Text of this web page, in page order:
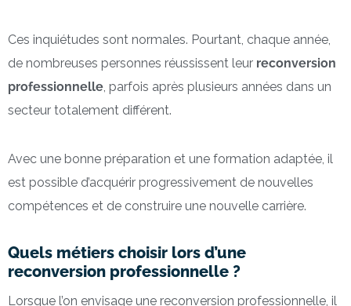
Ces inquiétudes sont normales. Pourtant, chaque année,
de nombreuses personnes réussissent leur reconversion
professionnelle, parfois après plusieurs années dans un
secteur totalement différent.
Avec une bonne préparation et une formation adaptée, il
est possible d’acquérir progressivement de nouvelles
compétences et de construire une nouvelle carrière.
Quels métiers choisir lors d’une
reconversion professionnelle ?
Lorsque l’on envisage une reconversion professionnelle, il